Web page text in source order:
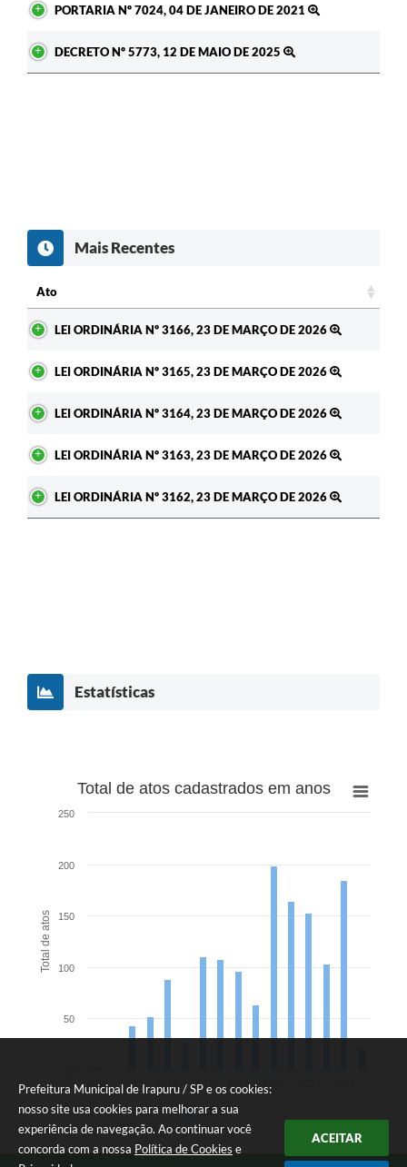
Prefeitura Municipal de Irapuru / SP e os cookies:
nosso site usa cookies para melhorar a sua
experiência de navegação. Ao continuar você
concorda com a nossa Política de Cookies e
ACEITAR
Galeria de Vídeos
Secretarias
Telefones Úteis
A Prefeitura
Enquete
Jornal
Contato
PORTARIA Nº 7024, 04 DE JANEIRO DE 2021
DECRETO Nº 5773, 12 DE MAIO DE 2025
Mais Recentes
Ato
LEI ORDINÁRIA Nº 3166, 23 DE MARÇO DE 2026
LEI ORDINÁRIA Nº 3165, 23 DE MARÇO DE 2026
LEI ORDINÁRIA Nº 3164, 23 DE MARÇO DE 2026
LEI ORDINÁRIA Nº 3163, 23 DE MARÇO DE 2026
LEI ORDINÁRIA Nº 3162, 23 DE MARÇO DE 2026
Estatísticas
Total de atos
Total de atos cadastrados em anos
Atos
2003 2013 2017 2019
50
100
150
200
250